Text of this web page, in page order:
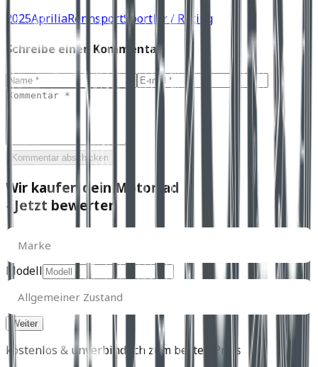
2025ApriliaRennsportSportler / Racing
Schreibe einen Kommentar
Kommentar abschicken
Wir kaufen dein Motorrad
- Jetzt bewerten
Marke
Marke
Modell
Allgemeiner
Zustand
Allgemeiner Zustand
kostenlos & unverbindlich zum besten Preis